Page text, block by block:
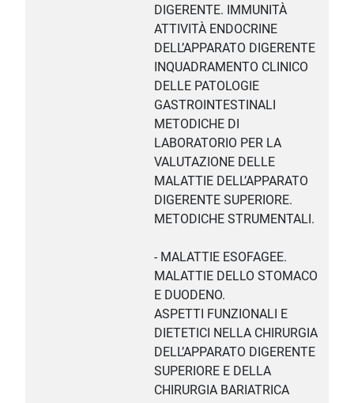
DIGERENTE. IMMUNITÀ
ATTIVITÀ ENDOCRINE
DELL’APPARATO DIGERENTE
INQUADRAMENTO CLINICO
DELLE PATOLOGIE
GASTROINTESTINALI
METODICHE DI
LABORATORIO PER LA
VALUTAZIONE DELLE
MALATTIE DELL’APPARATO
DIGERENTE SUPERIORE.
METODICHE STRUMENTALI.
- MALATTIE ESOFAGEE.
MALATTIE DELLO STOMACO
E DUODENO.
ASPETTI FUNZIONALI E
DIETETICI NELLA CHIRURGIA
DELL’APPARATO DIGERENTE
SUPERIORE E DELLA
CHIRURGIA BARIATRICA